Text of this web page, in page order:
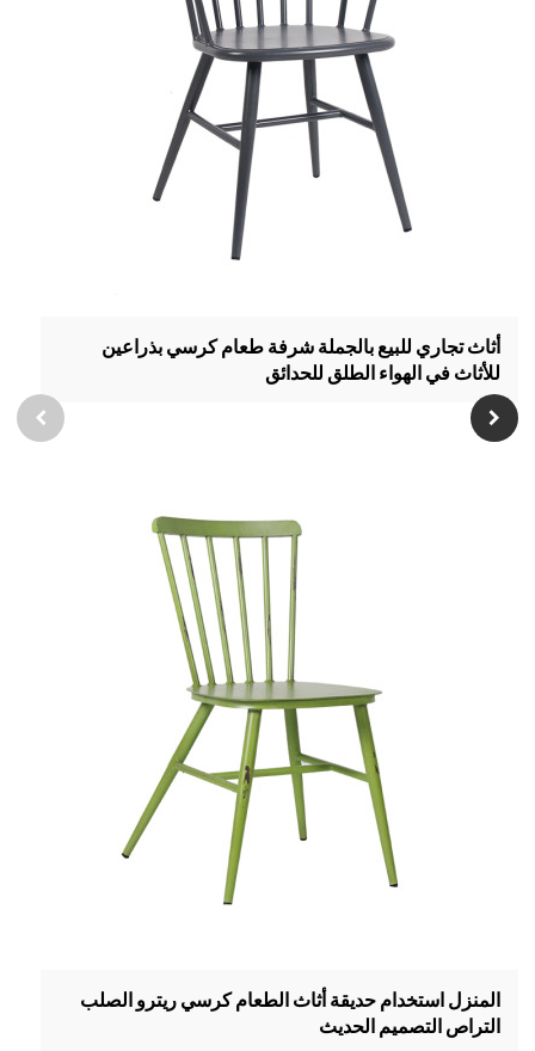
أثاث تجاري للبيع بالجملة شرفة طعام كرسي بذراعين
للأثاث في الهواء الطلق للحدائق
المنزل استخدام حديقة أثاث الطعام كرسي ريترو الصلب
التراص التصميم الحديث